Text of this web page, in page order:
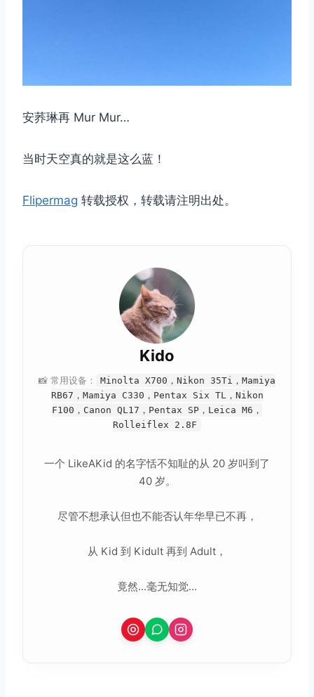
安荞琳再 Mur Mur…
当时天空真的就是这么蓝！
Flipermag 转载授权，转载请注明出处。
Kido
📸 常用设备：
Minolta X700，Nikon 35Ti，Mamiya
RB67，Mamiya C330，Pentax Six TL，Nikon
F100，Canon QL17，Pentax SP，Leica M6，
Rolleiflex 2.8F
一个 LikeAKid 的名字恬不知耻的从 20 岁叫到了
40 岁。
尽管不想承认但也不能否认年华早已不再，
从 Kid 到 Kidult 再到 Adult，
竟然...毫无知觉...